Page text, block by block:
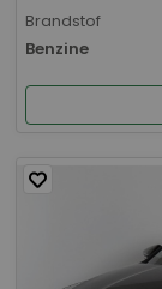
Brandstof
Benzine